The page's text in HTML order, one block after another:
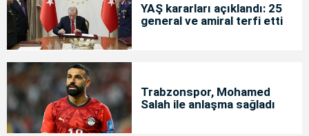
YAŞ kararları açıklandı: 25
general ve amiral terfi etti
Trabzonspor, Mohamed
Salah ile anlaşma sağladı